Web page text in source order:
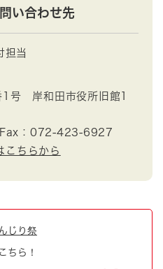
い合わせ先
担当
1号 岸和田市役所旧館1
Fax：072-423-6927
こちらから
じり祭
ちら！